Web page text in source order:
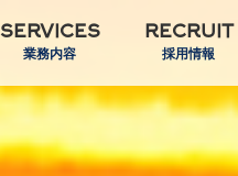
SERVICES
業務内容
RECRUIT
採用情報